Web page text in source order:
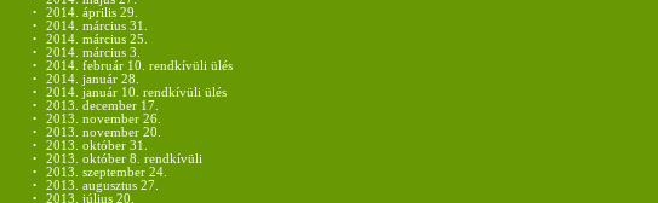
• 2014. április 29.
• 2014. március 31.
• 2014. március 25.
• 2014. március 3.
• 2014. február 10. rendkívüli ülés
• 2014. január 28.
• 2014. január 10. rendkívüli ülés
• 2013. december 17.
• 2013. november 26.
• 2013. november 20.
• 2013. október 31.
• 2013. október 8. rendkívüli
• 2013. szeptember 24.
• 2013. augusztus 27.
• 2013. július 20.